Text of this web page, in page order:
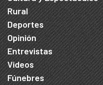
Rural
Deportes
Opinión
Entrevistas
Videos
Fúnebres